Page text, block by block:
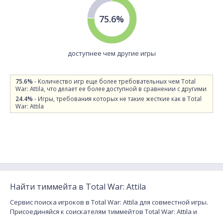
75.6%
доступнее чем другие игры
75.6% - Количество игр еще более требовательных чем Total
War: Attila, что делает ее более доступной в сравнении с другими
24.4% - Игры, требования которых не такие жесткие как в Total
War: Attila
Найти тиммейта в Total War: Attila
Сервис поиска игроков в Total War: Attila для совместной игры.
Присоединяйся к соискателям тиммейтов Total War: Attila и